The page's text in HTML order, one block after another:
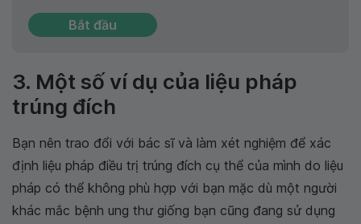
Bắt đầu
3. Một số ví dụ của liệu pháp
trúng đích
Bạn nên trao đổi với bác sĩ và làm xét nghiệm để xác
định liệu pháp điều trị trúng đích cụ thể của mình do liệu
pháp có thể không phù hợp với bạn mặc dù một người
khác mắc bệnh ung thư giống bạn cũng đang sử dụng